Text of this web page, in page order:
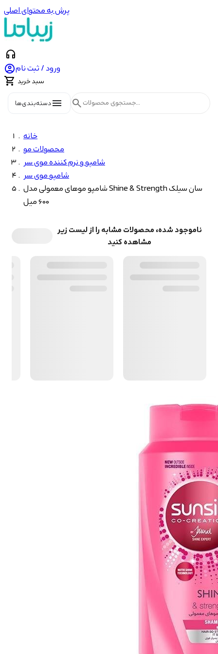
پرش به محتوای اصلی
headphones
ورود / ثبت نام
 سبد خرید
menuدسته‌بندی‌ها search
خانه
محصولات مو
شامپو و نرم کننده موی سر
شامپو موی سر
شامپو موهای معمولی مدل Shine & Strength سان سیلک
600 میل
ناموجود شده، محصولات مشابه را از لیست زیر
مشاهده کنید